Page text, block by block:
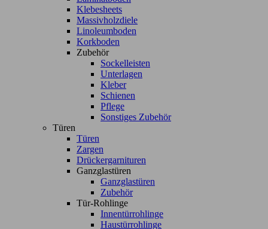
Klebesheets
Massivholzdiele
Linoleumboden
Korkboden
Zubehör
Sockelleisten
Unterlagen
Kleber
Schienen
Pflege
Sonstiges Zubehör
Türen
Türen
Zargen
Drückergarnituren
Ganzglastüren
Ganzglastüren
Zubehör
Tür-Rohlinge
Innentürrohlinge
Haustürrohlinge